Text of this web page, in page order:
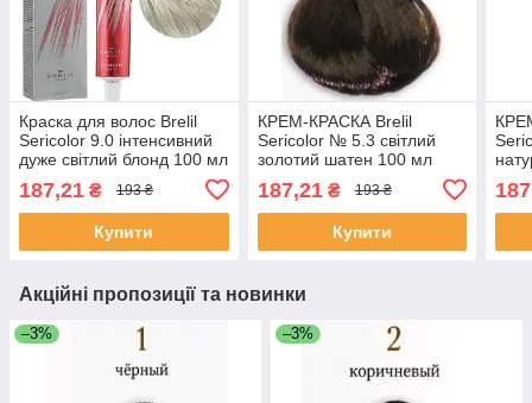
Краска для волос Brelil
Sericolor 9.0 інтенсивний
дуже світлий блонд 100 мл
187,21 ₴ 193 ₴
Купити
КРЕМ-КРАСКА Brelil
Sericolor № 5.3 світлий
золотий шатен 100 мл
187,21₴ 193 ₴
Купити
Акційні пропозиції та новинки
–3% –3%